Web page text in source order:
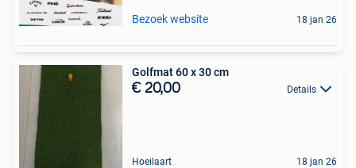
Bezoek website 18 jan 26
Golfmat 60 x 30 cm
€ 20,00 Details
Hoeilaart 18 jan 26